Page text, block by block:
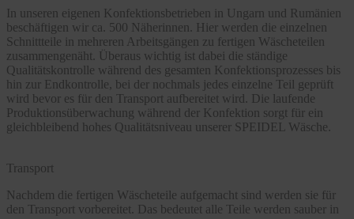
In unseren eigenen Konfektionsbetrieben in Ungarn und Rumänien
beschäftigen wir ca. 500 Näherinnen. Hier werden die einzelnen
Schnittteile in mehreren Arbeitsgängen zu fertigen Wäscheteilen
zusammengenäht. Überaus wichtig ist dabei die ständige
Qualitätskontrolle während des gesamten Konfektionsprozesses bis
hin zur Endkontrolle, bei der nochmals jedes einzelne Teil geprüft
wird bevor es für den Transport aufbereitet wird. Die laufende
Produktionsüberwachung während der Konfektion sorgt für ein
gleichbleibend hohes Qualitätsniveau unserer SPEIDEL Wäsche.
Transport
Nachdem die fertigen Wäscheteile aufgemacht sind werden sie für
den Transport vorbereitet. Das bedeutet alle Teile werden sauber in